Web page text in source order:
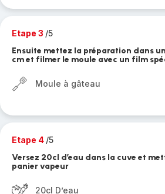
Etape 3 /5
Ensuite mettez la préparation dans
cm et filmer le moule avec un film
Moule à gâteau
Etape 4 /5
Versez 20cl d’eau dans la cuve et
panier vapeur
20cl D’eau